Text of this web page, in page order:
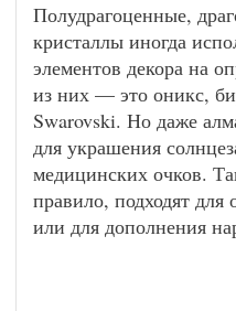
Полудрагоценные,
кристаллы иногда
элементов декора на
из них — это оникс,
Swarovski. Но даже
для украшения
медицинских очков.
правило, подходят для
или для дополнения